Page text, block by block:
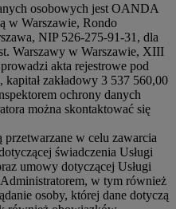
osobowych jest OANDA
w Warszawie, Rondo
NIP 526-275-91-31, dla
Warszawy w Warszawie, XIII
akta rejestrowe pod
zakładowy 3 537 560,00
ochrony danych
można skontaktować się
przetwarzane w celu zawarcia
świadczenia Usługi
umowy dotyczącej Usługi
w tym również
osoby, której dane dotyczą